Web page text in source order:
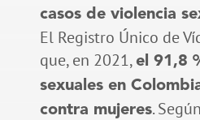
casos de violencia
El Registro Único de
que, en 2021, el 91,8
sexuales en
contra mujeres.